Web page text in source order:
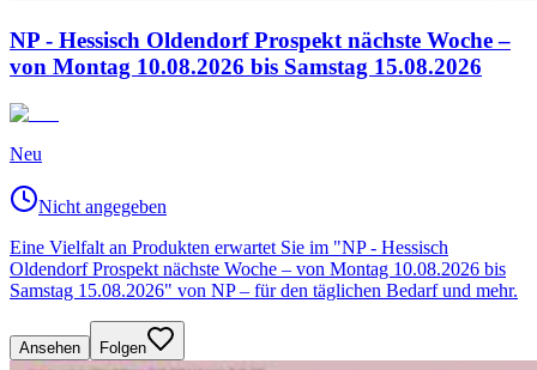
NP - Hessisch Oldendorf Prospekt nächste Woche –
von Montag 10.08.2026 bis Samstag 15.08.2026
Neu
Nicht angegeben
Eine Vielfalt an Produkten erwartet Sie im "NP - Hessisch
Oldendorf Prospekt nächste Woche – von Montag 10.08.2026 bis
Samstag 15.08.2026" von NP – für den täglichen Bedarf und mehr.
Ansehen Folgen